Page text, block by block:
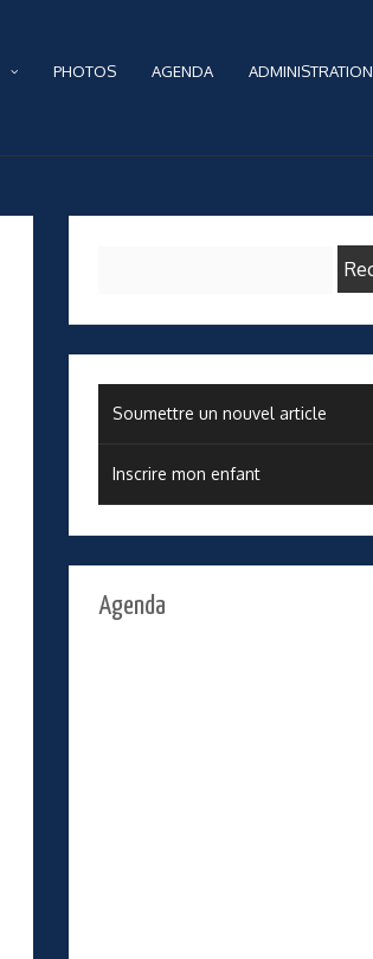
PHOTOS AGENDA ADMINISTRATION
Soumettre un nouvel article
Inscrire mon enfant
Agenda